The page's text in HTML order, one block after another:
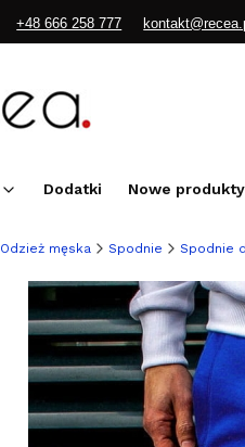
+48 666 258 777
Dodatki Nowe produkty
Odzież męska Spodnie Spodnie